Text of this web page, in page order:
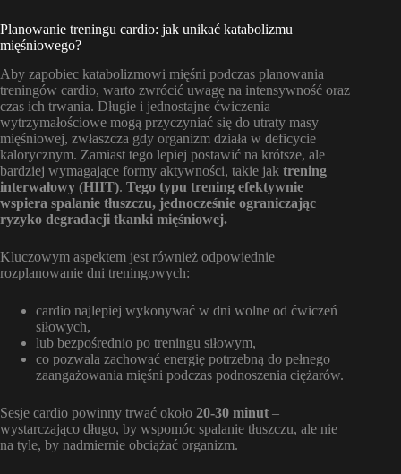
Planowanie treningu cardio: jak unikać katabolizmu
mięśniowego?
Aby zapobiec katabolizmowi mięśni podczas planowania
treningów cardio, warto zwrócić uwagę na intensywność oraz
czas ich trwania. Długie i jednostajne ćwiczenia
wytrzymałościowe mogą przyczyniać się do utraty masy
mięśniowej, zwłaszcza gdy organizm działa w deficycie
kalorycznym. Zamiast tego lepiej postawić na krótsze, ale
bardziej wymagające formy aktywności, takie jak trening
interwałowy (HIIT). Tego typu trening efektywnie
wspiera spalanie tłuszczu, jednocześnie ograniczając
ryzyko degradacji tkanki mięśniowej.
Kluczowym aspektem jest również odpowiednie
rozplanowanie dni treningowych:
cardio najlepiej wykonywać w dni wolne od ćwiczeń
siłowych,
lub bezpośrednio po treningu siłowym,
co pozwala zachować energię potrzebną do pełnego
zaangażowania mięśni podczas podnoszenia ciężarów.
Sesje cardio powinny trwać około 20-30 minut –
wystarczająco długo, by wspomóc spalanie tłuszczu, ale nie
na tyle, by nadmiernie obciążać organizm.